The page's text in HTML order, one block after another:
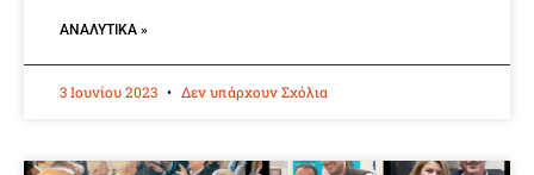
ΑΝΑΛΥΤΙΚΆ »
3 Ιουνίου 2023 Δεν υπάρχουν Σχόλια